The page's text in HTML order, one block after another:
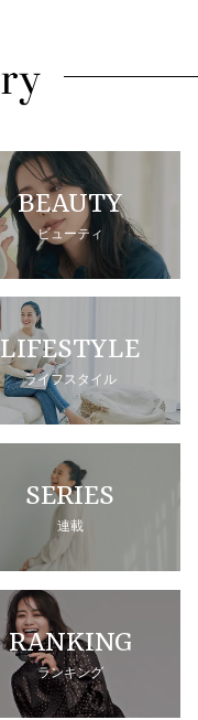
BEAUTY
ビューティ
LIFESTYLE
ライフスタイル
SERIES
連載
RANKING
ランキング